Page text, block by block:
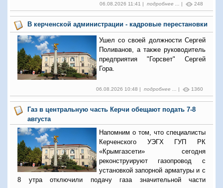
06.08.2026 11:41 | подробнее ... | 248
В керченской администрации - кадровые перестановки
Ушел со своей должности Сергей
Поливанов, а также руководитель
предприятия "Горсвет" Сергей
Гора.
06.08.2026 10:48 | подробнее ... | 1360
Газ в центральную часть Керчи обещают подать 7-8
августа
Напомним о том, что специалисты
Керченского УЭГХ ГУП РК
«Крымгазсети» сегодня
реконструируют газопровод с
установкой запорной арматуры и с
8 утра отключили подачу газа значительной части